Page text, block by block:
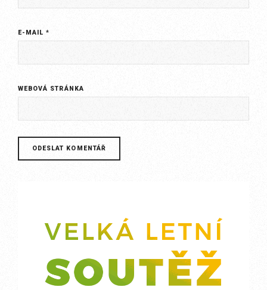
E-MAIL*
WEBOVÁ STRÁNKA